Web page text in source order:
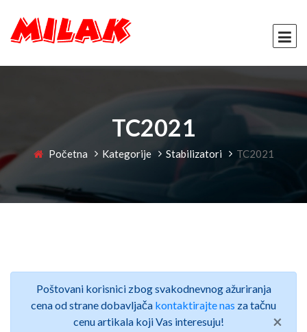
TC2021
Početna Kategorije Stabilizatori TC2021
Poštovani korisnici zbog svakodnevnog ažuriranja
cena od strane dobavljača kontaktirajte nas za tačnu
cenu artikala koji Vas interesuju!
×